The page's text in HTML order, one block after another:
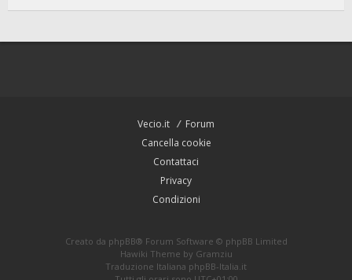
Vecio.it
Forum
Cancella cookie
Contattaci
Privacy
Condizioni
Creato da phpBB® Forum Software © phpBB Limited
Hawiki Theme by Gramziu
Traduzione Italiana phpBB-Italia.it